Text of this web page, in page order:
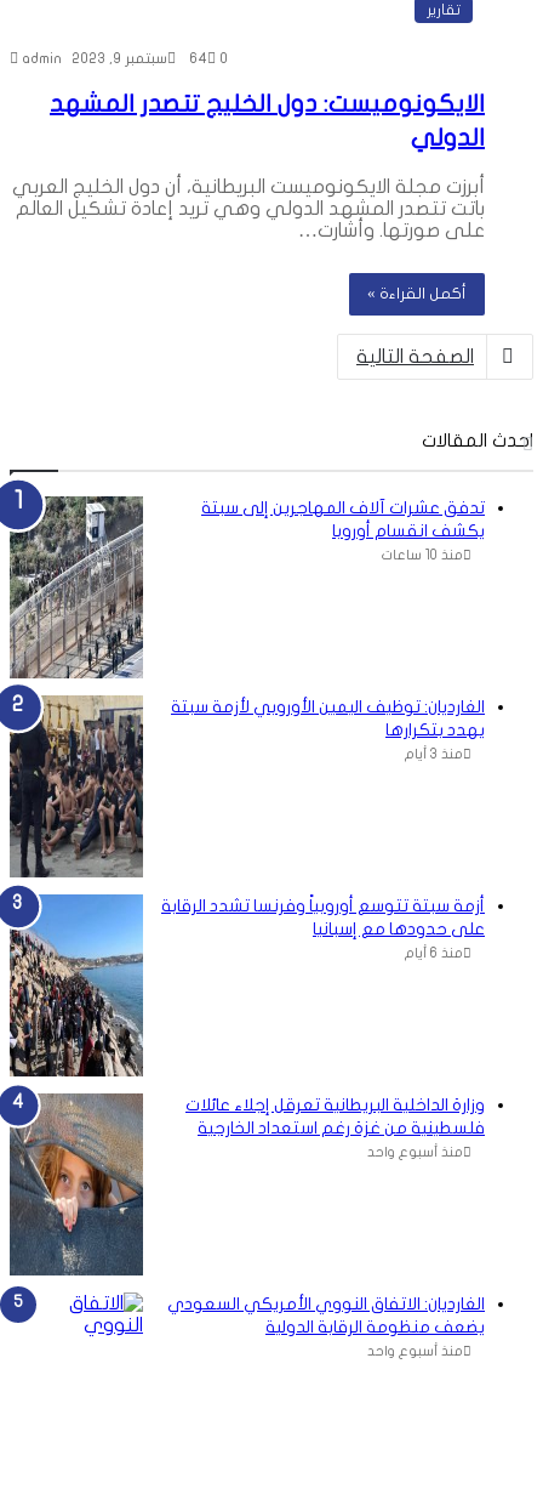
تقارير
admin سبتمبر 9, 2023 64
الايكونوميست: دول الخليج تتصدر المشهد
الدولي
أبرزت مجلة الايكونوميست البريطانية، أن دول الخليج العربي
باتت تتصدر المشهد الدولي وهي تريد إعادة تشكيل العالم
على صورتها. وأشارت…
أكمل القراءة »
الصفحة التالية
احدث المقالات
تدفق عشرات آلاف المهاجرين إلى سبتة
يكشف انقسام أوروبا
منذ 10 ساعات
الغارديان: توظيف اليمين الأوروبي لأزمة سبتة
يهدد بتكرارها
منذ 3 أيام
أزمة سبتة تتوسع أوروبياً وفرنسا تشدد الرقابة
على حدودها مع إسبانيا
منذ 6 أيام
وزارة الداخلية البريطانية تعرقل إجلاء عائلات
فلسطينية من غزة رغم استعداد الخارجية
منذ أسبوع واحد
الغارديان: الاتفاق النووي الأمريكي السعودي
يضعف منظومة الرقابة الدولية
منذ أسبوع واحد